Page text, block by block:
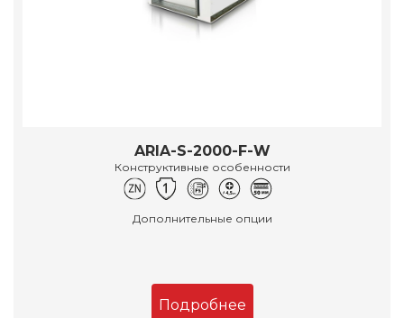
ARIA-S-2000-F-W
Конструктивные особенности
Дополнительные опции
Подробнее